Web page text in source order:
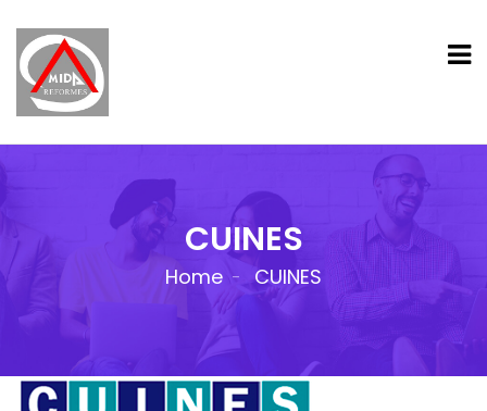
CUINES
Home CUINES